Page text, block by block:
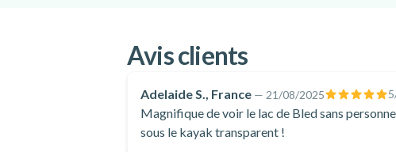
Avis clients
Adelaide S., France — 21/08/2025 5
Magnifique de voir le lac de Bled sans
sous le kayak transparent !